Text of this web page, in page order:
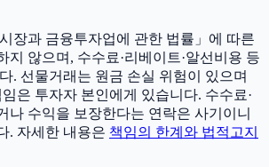
장과 금융투자업에 관한 법률」에 따른
지 않으며, 수수료·리베이트·알선비용 등
. 선물거래는 원금 손실 위험이 있으며
은 투자자 본인에게 있습니다. 수수료·
나 수익을 보장한다는 연락은 사기이니
. 자세한 내용은 책임의 한계와 법적고지